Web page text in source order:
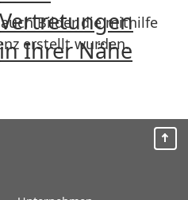
Vertretungen
in Ihrer Nähe
Bilder die mithilfe
erstellt wurden.